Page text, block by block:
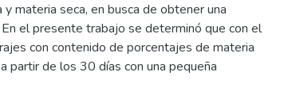
materia seca, en busca de obtener una
el presente trabajo se determinó que con el
con contenido de porcentajes de materia
partir de los 30 días con una pequeña